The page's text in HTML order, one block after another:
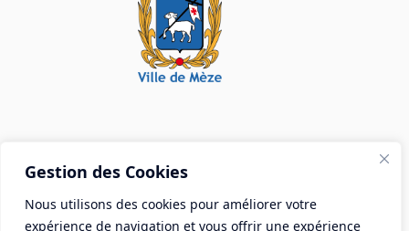
Gestion des Cookies
Nous utilisons des cookies pour améliorer votre
expérience de navigation et vous offrir une expérience
Mairie de Mèze
Place Aristide Briand - BP 28 34140 Mèze
Tél :04 67 18 30 30